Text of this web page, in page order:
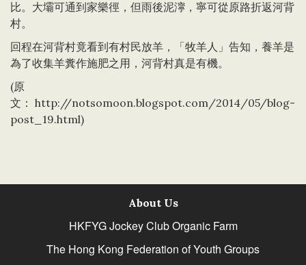
比。大壩可通到家樂徑，但雨後泥濘，寧可從原路折返河背
村。
回程在河背村竟看到有村民放羊，「牧羊人」告知，養羊是
為了收集羊糞作施肥之用，河背村真是有機。
(原
文： http://notsomoon.blogspot.com/2014/05/blog-
post_19.html)
About Us
HKFYG Jockey Club Organic Farm
The Hong Kong Federation of Youth Groups